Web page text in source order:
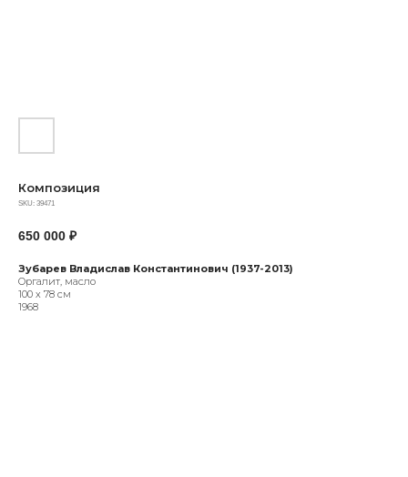
Композиция
SKU: 39471
650 000 ₽
Зубарев Владислав Константинович (1937-2013)
Оргалит, масло
100 х 78 см
1968